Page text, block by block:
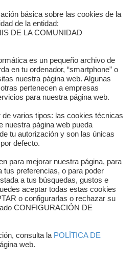
Contacto
estamos
departamentos
Horario
de contacto
básica sobre las cookies de la
de la entidad:
DE LA COMUNIDAD
es un pequeño archivo de
en tu ordenador, “smartphone” o
nuestra página web. Algunas
pertenecen a empresas
para nuestra página web.
de varios tipos: las cookies técnicas
nuestra página web pueda
tu autorización y son las únicas
defecto.
para mejorar nuestra página, para
tus preferencias, o para poder
a tus búsquedas, gustos e
aceptar todas estas cookies
o configurarlas o rechazar su
CONFIGURACIÓN DE
consulta la POLÍTICA DE
web.